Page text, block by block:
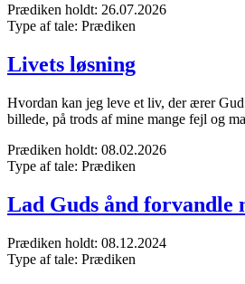
Prædiken holdt: 26.07.2026
Type af tale: Prædiken
Livets løsning
Hvordan kan jeg leve et liv, der ærer
billede, på trods af mine mange fejl og
Prædiken holdt: 08.02.2026
Type af tale: Prædiken
Lad Guds ånd forvandle
Prædiken holdt: 08.12.2024
Type af tale: Prædiken